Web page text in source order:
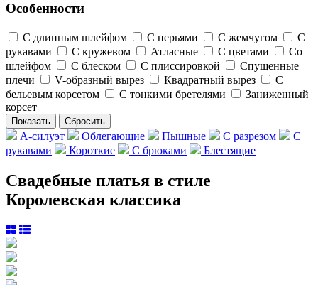
Особенности
С длинным шлейфом С перьями С жемчугом
С
рукавами
С кружевом Атласные С цветами
Со
шлейфом
С блеском C плиссировкой
Спущенные
плечи
V-образный вырез Квадратный вырез
С
бельевым корсетом
C тонкими бретелями
Заниженный
корсет
А-силуэт Облегающие Пышные С разрезом
С
рукавами
Короткие С брюками Блестящие
Свадебные платья в стиле
Королевская классика